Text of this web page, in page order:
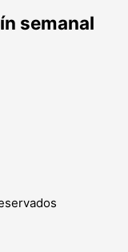
semanal